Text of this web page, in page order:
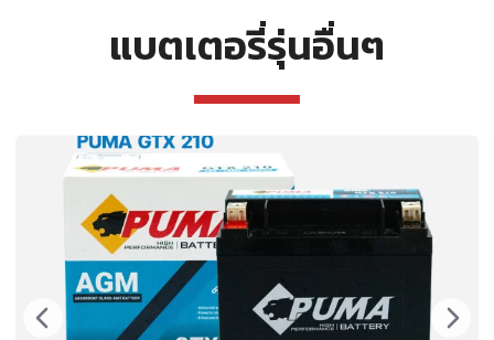
แบตเตอรี่รุ่นอื่นๆ